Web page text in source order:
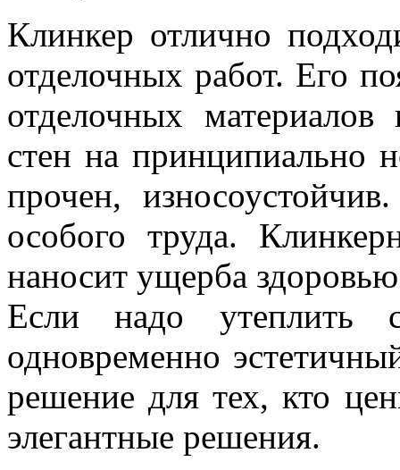
Клинкер отлично
отделочных работ. Его
отделочных материалов
стен на принципиально
прочен,
особого труда.
наносит ущерба
Если надо
одновременно
решение для тех, кто
элегантные решения.